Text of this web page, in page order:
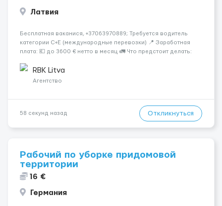
Латвия
Бесплатная ваканися, +37063970889; Требуется водитель
категории C+E (международные перевозки) 📍 Заработная
плата: 💶 до 3600 € нетто в месяц 🚛 Что предстоит делать:
среднем 400–500 км в день. Погр...
RBK Litva
Агентство
58 секунд назад Откликнуться
Рабочий по уборке придомовой
территории
16 €
Германия